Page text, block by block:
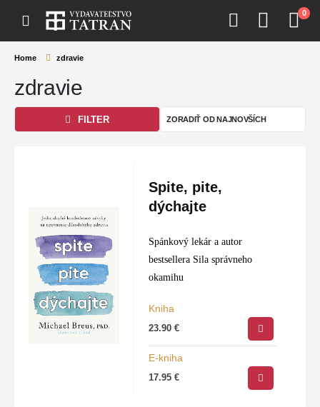
0
Home zdravie
zdravie
FILTER
Spite, pite,
dýchajte
Spánkový lekár a autor
bestsellera Sila správneho
okamihu
Kniha
23.90€
E-kniha
17.95€